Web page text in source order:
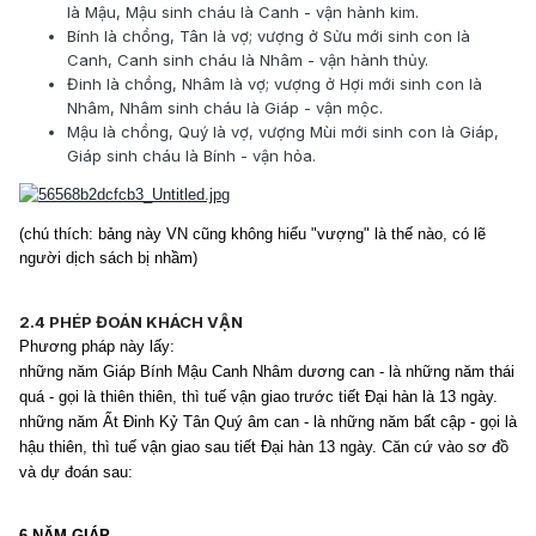
là Mậu, Mậu sinh cháu là Canh - vận hành kim.
Bính là chồng, Tân là vợ; vượng ở Sửu mới sinh con là
Canh, Canh sinh cháu là Nhâm - vận hành thủy.
Đinh là chồng, Nhâm là vợ; vượng ở Hợi mới sinh con là
Nhâm, Nhâm sinh cháu là Giáp - vận mộc.
Mậu là chồng, Quý là vợ, vượng Mùi mới sinh con là Giáp,
Giáp sinh cháu là Bính - vận hỏa.
(chú thích: bảng này VN cũng không hiểu "vượng" là thế nào, có lẽ
người dịch sách bị nhầm)
2.4 PHÉP ĐOÁN KHÁCH VẬN
Phương pháp này lấy:
những năm Giáp Bính Mậu Canh Nhâm dương can - là những năm thái
quá - gọi là thiên thiên, thì tuế vận giao trước tiết Đại hàn là 13 ngày.
những năm Ất Đinh Kỷ Tân Quý âm can - là những năm bất cập - gọi là
hậu thiên, thì tuế vận giao sau tiết Đại hàn 13 ngày. Căn cứ vào sơ đồ
và dự đoán sau: